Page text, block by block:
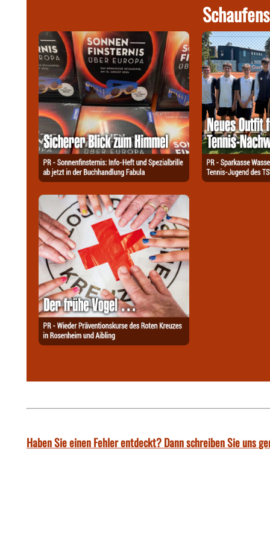
Haben Sie einen Fehler entdeckt? Dann schreiben Sie uns